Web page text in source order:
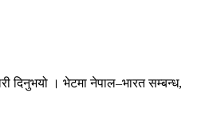
दिनुभयो । भेटमा नेपाल–भारत सम्बन्ध,